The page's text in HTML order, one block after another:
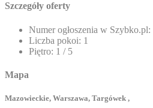
Szczegóły oferty
Numer ogłoszenia w Szybko.pl:
Liczba pokoi: 1
Piętro: 1 / 5
Mapa
Mazowieckie, Warszawa, Targówek ,